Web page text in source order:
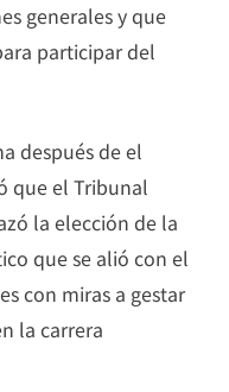
generales y que
participar del
después de el
que el Tribunal
la elección de la
que se alió con el
con miras a gestar
la carrera